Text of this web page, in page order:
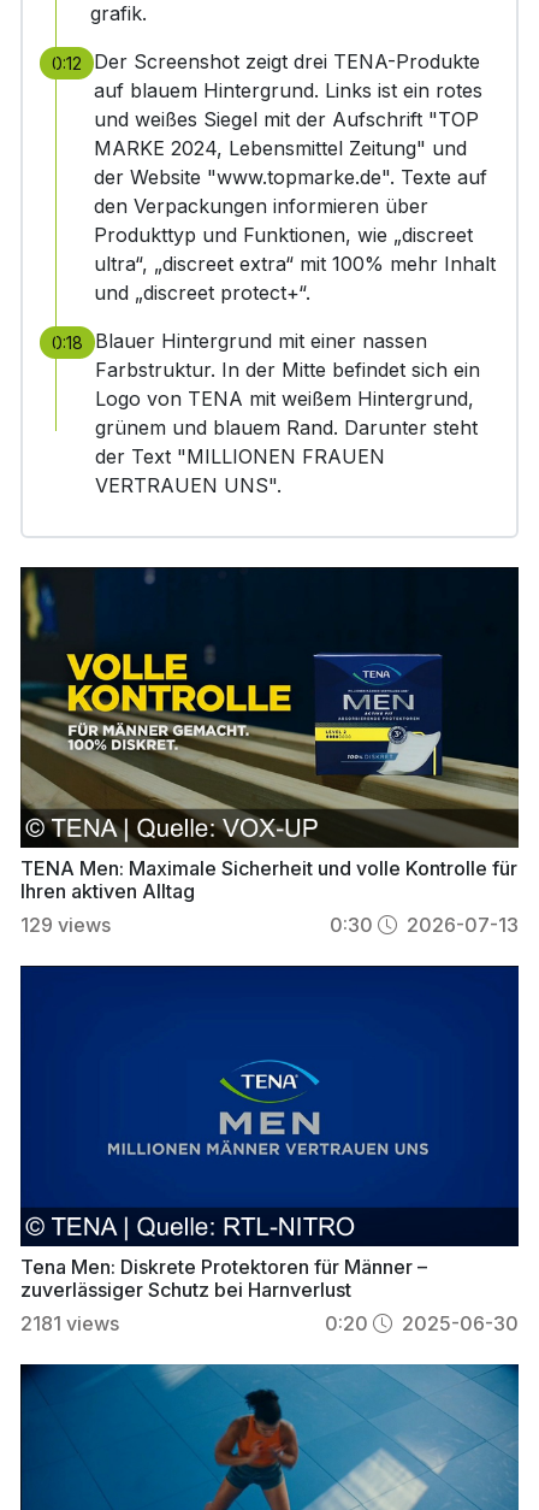
grafik.
0:12
Der Screenshot zeigt drei TENA-Produkte
auf blauem Hintergrund. Links ist ein rotes
und weißes Siegel mit der Aufschrift "TOP
MARKE 2024, Lebensmittel Zeitung" und
der Website "www.topmarke.de". Texte auf
den Verpackungen informieren über
Produkttyp und Funktionen, wie „discreet
ultra“, „discreet extra“ mit 100% mehr Inhalt
und „discreet protect+“.
0:18
Blauer Hintergrund mit einer nassen
Farbstruktur. In der Mitte befindet sich ein
Logo von TENA mit weißem Hintergrund,
grünem und blauem Rand. Darunter steht
der Text "MILLIONEN FRAUEN
VERTRAUEN UNS".
TENA Men: Maximale Sicherheit und volle Kontrolle für
Ihren aktiven Alltag
129 views 0:30 2026-07-13
Tena Men: Diskrete Protektoren für Männer –
zuverlässiger Schutz bei Harnverlust
2181 views 0:20 2025-06-30